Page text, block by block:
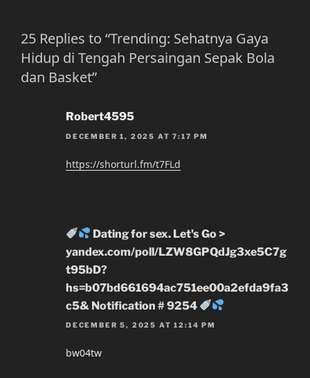
25 Replies to “Trending: Sehatnya Gaya
Hidup di Tengah Persaingan Sepak Bola
dan Basket”
Robert4595
DECEMBER 1, 2025 AT 7:17 PM
https://shorturl.fm/t7FLd
Dating for sex. Let's Go >
yandex.com/poll/LZW8GPQdJg3xe5C7g
t95bD?
hs=b07bd661694ac751ee00a2efda9fa3
c5& Notification # 9254
DECEMBER 5, 2025 AT 12:14 PM
bw04tw